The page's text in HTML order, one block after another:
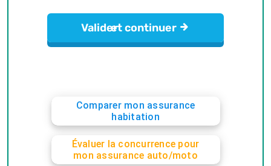
Comparer mon assurance
habitation
Évaluer la concurrence pour
mon assurance auto/moto